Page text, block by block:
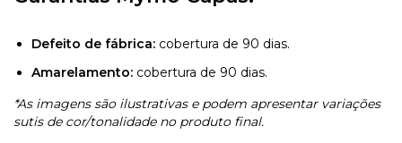
Defeito de fábrica: cobertura de 90 dias.
Amarelamento: cobertura de 90 dias.
*As imagens são ilustrativas e podem apresentar variações
sutis de cor/tonalidade no produto final.